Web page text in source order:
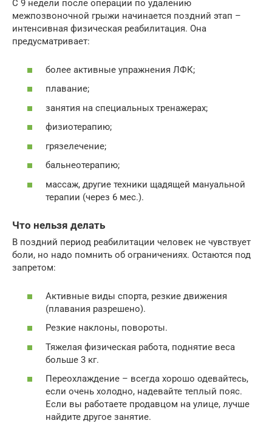
С 9 недели после операции по удалению
межпозвоночной грыжи начинается поздний этап –
интенсивная физическая реабилитация. Она
предусматривает:
более активные упражнения ЛФК;
плавание;
занятия на специальных тренажерах;
физиотерапию;
грязелечение;
бальнеотерапию;
массаж, другие техники щадящей мануальной
терапии (через 6 мес.).
Что нельзя делать
В поздний период реабилитации человек не чувствует
боли, но надо помнить об ограничениях. Остаются под
запретом:
Активные виды спорта, резкие движения
(плавания разрешено).
Резкие наклоны, повороты.
Тяжелая физическая работа, поднятие веса
больше 3 кг.
Переохлаждение – всегда хорошо одевайтесь,
если очень холодно, надевайте теплый пояс.
Если вы работаете продавцом на улице, лучше
найдите другое занятие.